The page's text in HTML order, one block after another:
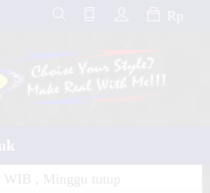
Rp
WIB , Minggu tutup